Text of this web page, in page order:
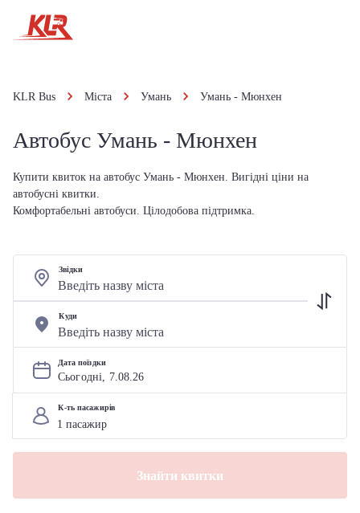
KLR Bus Міста Умань Умань - Мюнхен
Автобус Умань - Мюнхен
Купити квиток на автобус Умань - Мюнхен. Вигідні ціни на
автобусні квитки.
Комфортабельні автобуси. Цілодобова підтримка.
Звідки
Куди
Дата поїздки
Сьогодні, 7.08.26
К-ть пасажирів
Знайти квитки